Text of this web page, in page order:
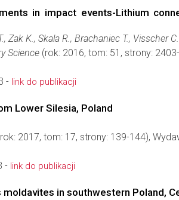
in impact events-Lithium
Zak K., Skala R., Brachaniec T., Visscher C.
Science (rok: 2016, tom: 51, strony:
- link do publikacji
Lower Silesia, Poland
2017, tom: 17, strony: 139-144),
- link do publikacji
in southwestern Poland,